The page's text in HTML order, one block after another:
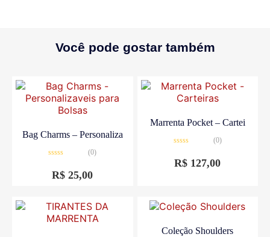
Você pode gostar também
Bag Charms – Personaliza
0
de
(0)
R$ 25,00
Marrenta Pocket – Cartei
0
de
(0)
R$ 127,00
Coleção Shoulders